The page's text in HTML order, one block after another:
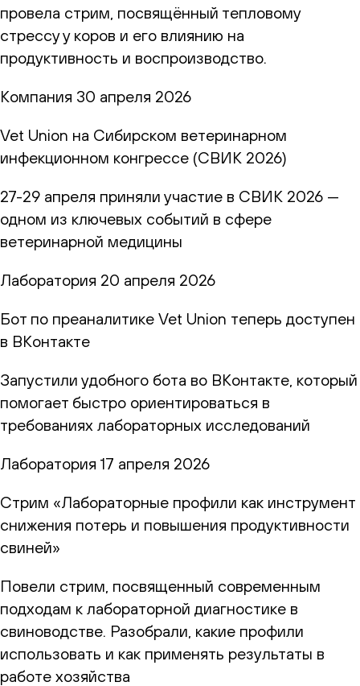
провела стрим, посвящённый тепловому
стрессу у коров и его влиянию на
продуктивность и воспроизводство.
Компания 30 апреля 2026
Vet Union на Сибирском ветеринарном
инфекционном конгрессе (СВИК 2026)
27-29 апреля приняли участие в СВИК 2026 —
одном из ключевых событий в сфере
ветеринарной медицины
Лаборатория 20 апреля 2026
Бот по преаналитике Vet Union теперь доступен
в ВКонтакте
Запустили удобного бота во ВКонтакте, который
помогает быстро ориентироваться в
требованиях лабораторных исследований
Лаборатория 17 апреля 2026
Стрим «Лабораторные профили как инструмент
снижения потерь и повышения продуктивности
свиней»
Повели стрим, посвященный современным
подходам к лабораторной диагностике в
свиноводстве. Разобрали, какие профили
использовать и как применять результаты в
работе хозяйства